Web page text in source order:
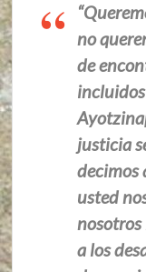
no
de
justicia
decimos
usted
a los